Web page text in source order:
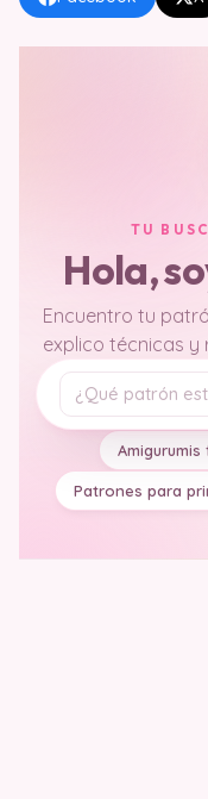
TU
Hola,
Encuentro tu
explico técnicas y
Tu pregunta
Amigurumis
Patrones para